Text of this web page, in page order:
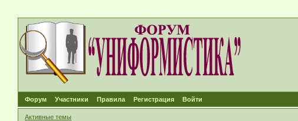
Форум Участники Правила Регистрация Войти
Активные темы